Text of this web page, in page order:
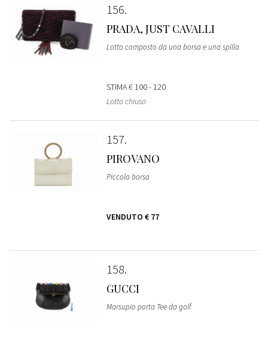
156
PRADA, JUST CAVALLI
Lotto composto da una borsa e una spilla
STIMA€ 100 - 120
Lotto chiuso
157
PIROVANO
Piccola borsa
VENDUTO € 77
158
GUCCI
Marsupio porta Tee da golf